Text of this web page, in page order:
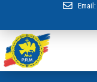
Email: